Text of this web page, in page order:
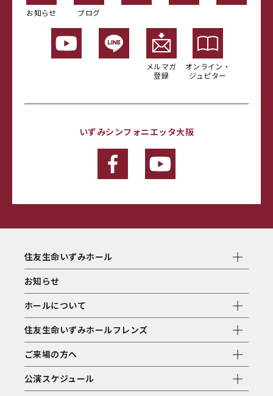
お知らせ ブログ
メルマガ
登録
オンライン・
ジュピター
いずみシンフォニエッタ大阪
住友生命いずみホール
お知らせ
ホールについて
住友生命いずみホールフレンズ
ご来場の方へ
公演スケジュール